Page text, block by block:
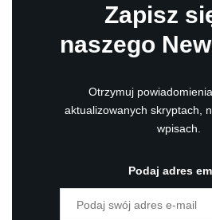
Zapisz
naszego
Otrzymuj
aktualizowanych skryptach,
wpisach.
Podaj adres